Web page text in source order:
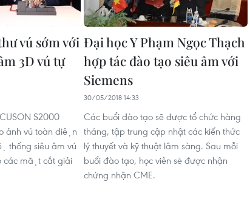
vú sớm với
3D vú tự
S2000
ảnh vú toàn diện
thống siêu âm vú
các mặt cắt giải
Đại học Y Phạm Ngọc Thạch
hợp tác đào tạo siêu âm với
Siemens
30/05/2018 14:33
Các buổi đào tạo sẽ được tổ chức hàng
tháng, tập trung cập nhật các kiến thức
lý thuyết và kỹ thuật lâm sàng. Sau mỗi
buổi đào tạo, học viên sẽ được nhận
chứng nhận CME.